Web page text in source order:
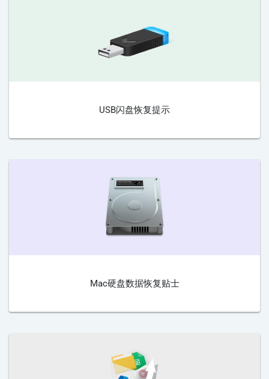
USB闪盘恢复提示
Mac硬盘数据恢复贴士